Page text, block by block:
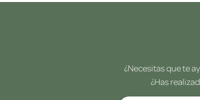
¿Necesitas que te
¿Has